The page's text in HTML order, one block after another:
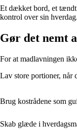
Et dækket bord, et tændt
kontrol over sin hverdag.
Gør det nemt
For at madlavningen
Lav store portioner, når
Brug kostrådene som
Skab glæde i